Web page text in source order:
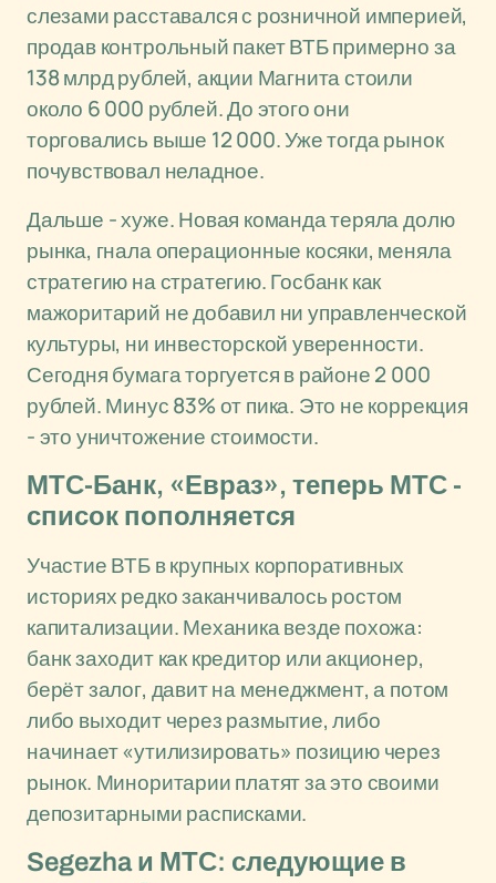
слезами расставался с розничной империей,
продав контрольный пакет ВТБ примерно за
138 млрд рублей, акции Магнита стоили
около 6 000 рублей. До этого они
торговались выше 12 000. Уже тогда рынок
почувствовал неладное.
Дальше - хуже. Новая команда теряла долю
рынка, гнала операционные косяки, меняла
стратегию на стратегию. Госбанк как
мажоритарий не добавил ни управленческой
культуры, ни инвесторской уверенности.
Сегодня бумага торгуется в районе 2 000
рублей. Минус 83% от пика. Это не коррекция
- это уничтожение стоимости.
МТС-Банк, «Евраз», теперь МТС -
список пополняется
Участие ВТБ в крупных корпоративных
историях редко заканчивалось ростом
капитализации. Механика везде похожа:
банк заходит как кредитор или акционер,
берёт залог, давит на менеджмент, а потом
либо выходит через размытие, либо
начинает «утилизировать» позицию через
рынок. Миноритарии платят за это своими
депозитарными расписками.
Segezha и МТС: следующие в